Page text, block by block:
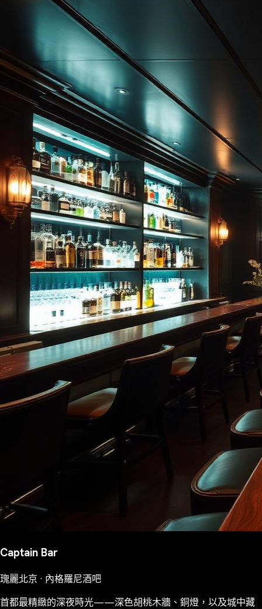
Captain Bar
瑰麗北京 · 內格羅尼酒吧
首都最精緻的深夜時光——深色胡桃木牆、銅燈，以及城中藏